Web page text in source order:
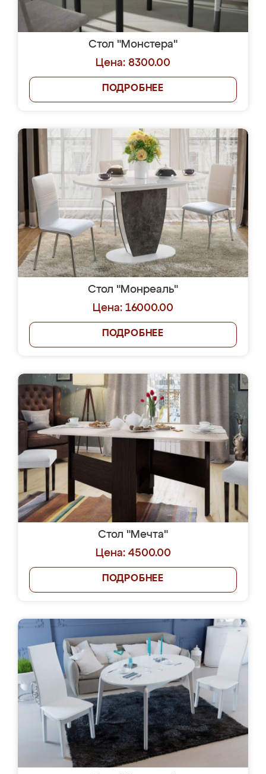
Стол "Монстера"
Цена: 8300.00
ПОДРОБНЕЕ
Стол "Монреаль"
Цена: 16000.00
ПОДРОБНЕЕ
Стол "Мечта"
Цена: 4500.00
ПОДРОБНЕЕ